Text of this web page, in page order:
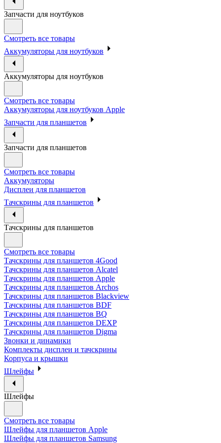
Запчасти для ноутбуков
Смотреть все товары
Аккумуляторы для ноутбуков
Аккумуляторы для ноутбуков
Смотреть все товары
Аккумуляторы для ноутбуков Apple
Запчасти для планшетов
Запчасти для планшетов
Смотреть все товары
Аккумуляторы
Дисплеи для планшетов
Тачскрины для планшетов
Тачскрины для планшетов
Смотреть все товары
Тачскрины для планшетов 4Good
Тачскрины для планшетов Alcatel
Тачскрины для планшетов Apple
Тачскрины для планшетов Archos
Тачскрины для планшетов Blackview
Тачскрины для планшетов BDF
Тачскрины для планшетов BQ
Тачскрины для планшетов DEXP
Тачскрины для планшетов Digma
Звонки и динамики
Комплекты дисплеи и тачскрины
Корпуса и крышки
Шлейфы
Шлейфы
Смотреть все товары
Шлейфы для планшетов Apple
Шлейфы для планшетов Samsung